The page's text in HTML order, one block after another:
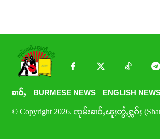
ၶၢဝ်ႇ BURMESE NEWS ENGLISH NEWS
© Copyright 2026. ၸုမ်းၶၢဝ်ႇၽူႈတွႆႇႁွၵ်ႈ